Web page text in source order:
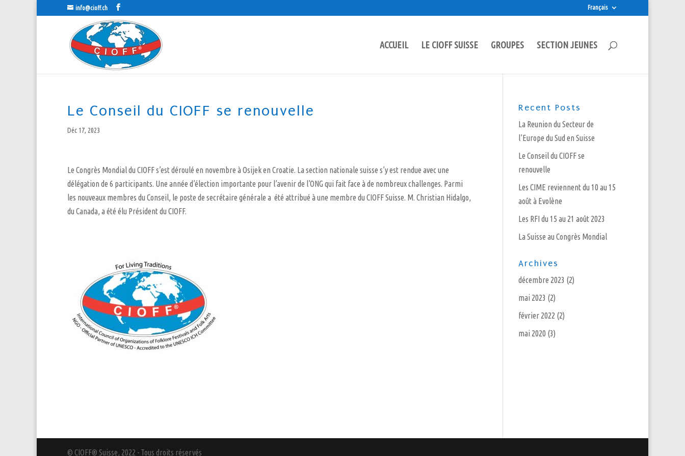
info@cioff.ch Français
ACCUEIL LE CIOFF SUISSE GROUPES SECTION JEUNES
Le Conseil du CIOFF se renouvelle
Déc 17, 2023
Le Congrès Mondial du CIOFF s’est déroulé en novembre à Osijek en Croatie. La section nationale suisse s’y est rendue avec une
délégation de 6 participants. Une année d’élection importante pour l’avenir de l’ONG qui fait face à de nombreux challenges. Parmi
les nouveaux membres du Conseil, le poste de secrétaire générale a été attribué à une membre du CIOFF Suisse. M. Christian Hidalgo,
du Canada, a été élu Président du CIOFF.
Recent Posts
La Reunion du Secteur de
l’Europe du Sud en Suisse
Le Conseil du CIOFF se
renouvelle
Les CIME reviennent du 10 au 15
août à Evolène
Les RFI du 15 au 21 août 2023
La Suisse au Congrès Mondial
Archives
décembre 2023 (2)
mai 2023 (2)
février 2022 (2)
mai 2020 (3)
© CIOFF® Suisse, 2022 - Tous droits réservés